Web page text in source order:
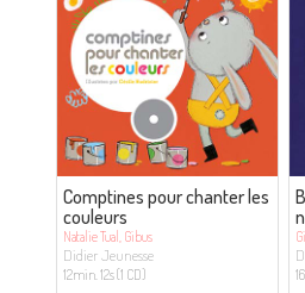
Comptines pour chanter les
couleurs
Natalie Tual, Gibus
Didier Jeunesse
12min. 12s (1 CD)